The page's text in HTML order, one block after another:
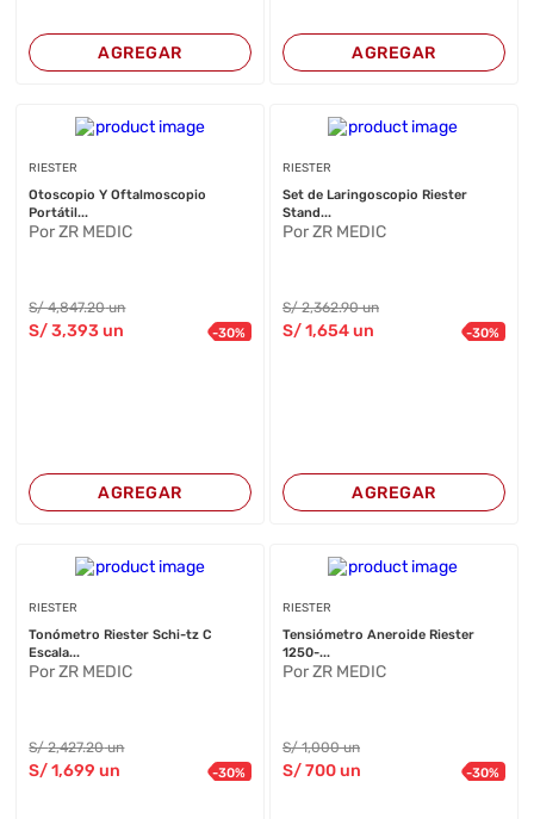
AGREGAR AGREGAR
RIESTER
Otoscopio Y Oftalmoscopio
Portátil...
Por ZR MEDIC
S/4,847.20 un
S/3,393 un -30%
AGREGAR
RIESTER
Set de Laringoscopio Riester
Stand...
Por ZR MEDIC
S/2,362.90 un
S/1,654un -30%
AGREGAR
RIESTER
Tonómetro Riester Schi-tz C
Escala...
Por ZR MEDIC
S/2,427.20 un
S/1,699 un -30%
RIESTER
Tensiómetro Aneroide Riester
1250-...
Por ZR MEDIC
S/1,000 un
S/700un -30%